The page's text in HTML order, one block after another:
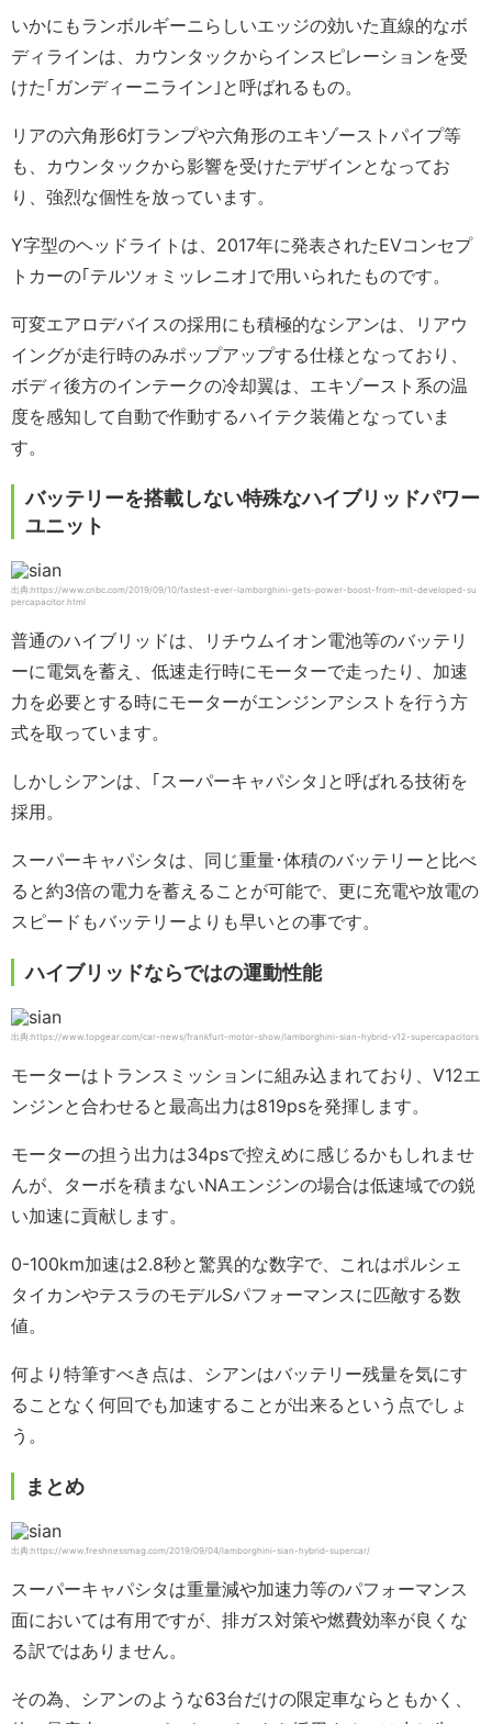
いかにもランボルギーニらしいエッジの効いた直線的なボ
ディラインは、カウンタックからインスピレーションを受
けた｢ガンディーニライン｣と呼ばれるもの。
リアの六角形6灯ランプや六角形のエキゾーストパイプ等
も、カウンタックから影響を受けたデザインとなってお
り、強烈な個性を放っています。
Y字型のヘッドライトは、2017年に発表されたEVコンセプ
トカーの｢テルツォミッレニオ｣で用いられたものです。
可変エアロデバイスの採用にも積極的なシアンは、リアウ
イングが走行時のみポップアップする仕様となっており、
ボディ後方のインテークの冷却翼は、エキゾースト系の温
度を感知して自動で作動するハイテク装備となっていま
す。
バッテリーを搭載しない特殊なハイブリッドパワー
ユニット
出典:https://www.cnbc.com/2019/09/10/fastest-ever-lamborghini-gets-power-boost-from-mit-developed-su
percapacitor.html
普通のハイブリッドは、リチウムイオン電池等のバッテリ
ーに電気を蓄え、低速走行時にモーターで走ったり、加速
力を必要とする時にモーターがエンジンアシストを行う方
式を取っています。
しかしシアンは、｢スーパーキャパシタ｣と呼ばれる技術を
採用。
スーパーキャパシタは、同じ重量･体積のバッテリーと比べ
ると約3倍の電力を蓄えることが可能で、更に充電や放電の
スピードもバッテリーよりも早いとの事です。
ハイブリッドならではの運動性能
出典:https://www.topgear.com/car-news/frankfurt-motor-show/lamborghini-sian-hybrid-v12-supercapacitors
モーターはトランスミッションに組み込まれており、V12エ
ンジンと合わせると最高出力は819psを発揮します。
モーターの担う出力は34psで控えめに感じるかもしれませ
んが、ターボを積まないNAエンジンの場合は低速域での鋭
い加速に貢献します。
0-100km加速は2.8秒と驚異的な数字で、これはポルシェ
タイカンやテスラのモデルSパフォーマンスに匹敵する数
値。
何より特筆すべき点は、シアンはバッテリー残量を気にす
ることなく何回でも加速することが出来るという点でしょ
う。
まとめ
出典:https://www.freshnessmag.com/2019/09/04/lamborghini-sian-hybrid-supercar/
スーパーキャパシタは重量減や加速力等のパフォーマンス
面においては有用ですが、排ガス対策や燃費効率が良くな
る訳ではありません。
その為、シアンのような63台だけの限定車ならともかく、